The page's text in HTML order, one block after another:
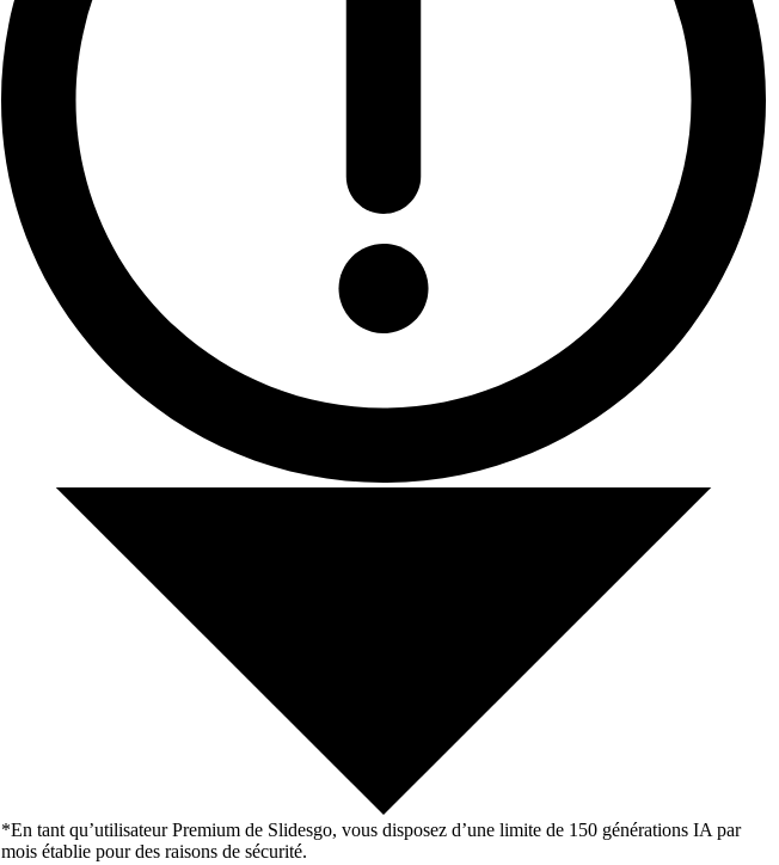
*En tant qu’utilisateur Premium de Slidesgo, vous disposez d’une limite de 150 générations IA par
mois établie pour des raisons de sécurité.